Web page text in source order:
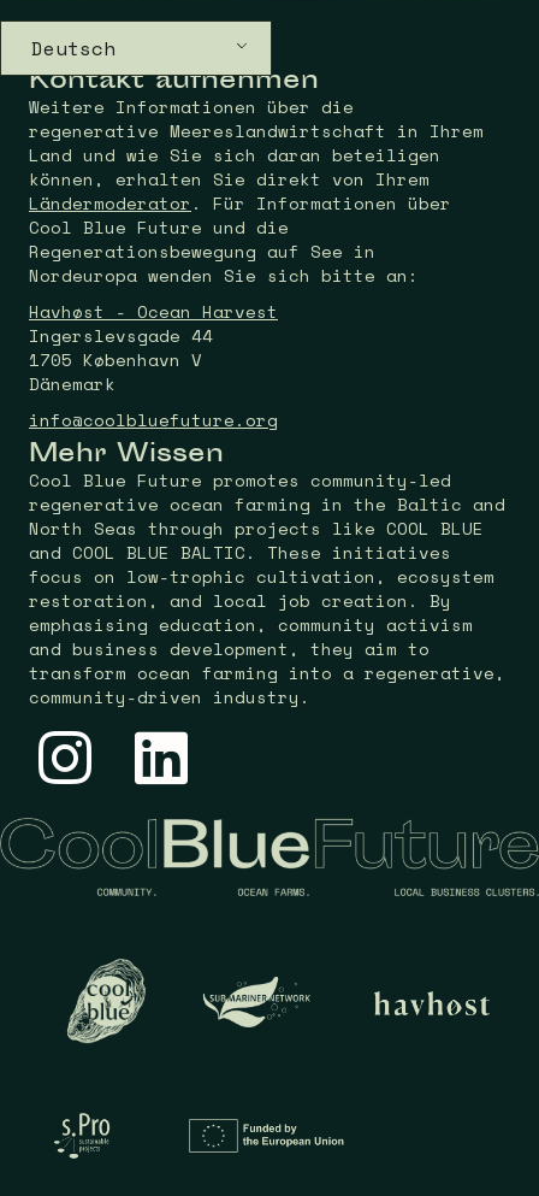
Deutsch
Kontakt aufnehmen
Weitere Informationen über die
regenerative Meereslandwirtschaft in Ihrem
Land und wie Sie sich daran beteiligen
können, erhalten Sie direkt von Ihrem
Ländermoderator . Für Informationen über
Cool Blue Future und die
Regenerationsbewegung auf See in
Nordeuropa wenden Sie sich bitte an:
Havhøst - Ocean Harvest
Ingerslevsgade 44
1705 København V
Dänemark
info@coolbluefuture.org
Mehr Wissen
Cool Blue Future promotes community-led
regenerative ocean farming in the Baltic and
North Seas through projects like COOL BLUE
and COOL BLUE BALTIC. These initiatives
focus on low-trophic cultivation, ecosystem
restoration, and local job creation. By
emphasising education, community activism
and business development, they aim to
transform ocean farming into a regenerative,
community-driven industry.